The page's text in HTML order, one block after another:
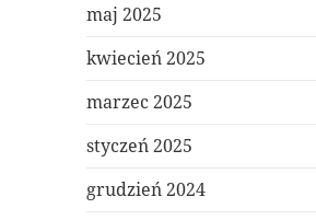
maj 2025
kwiecień 2025
marzec 2025
styczeń 2025
grudzień 2024